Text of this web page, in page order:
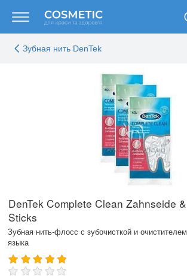
Зубная нить DenTek
DenTek Complete Clean Zahnseide &
Sticks
Зубная нить-флосс с зубочисткой и очистителем
языка